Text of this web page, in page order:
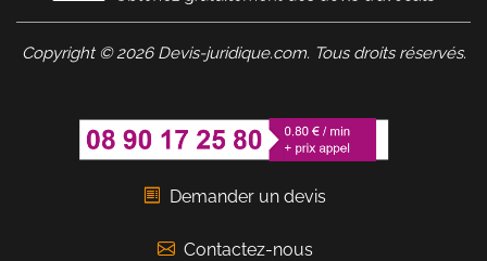
Copyright © 2026 Devis-juridique.com. Tous droits réservés.
Demander un devis
Contactez-nous